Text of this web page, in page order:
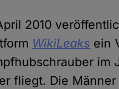
2010
WikiLeaks ein
im
fliegt. Die